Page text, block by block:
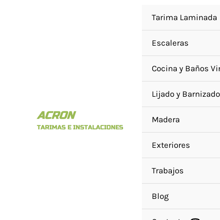
Tarima Laminada
Escaleras
Cocina y Baños
Lijado y Barnizado
Madera
Exteriores
Trabajos
Blog